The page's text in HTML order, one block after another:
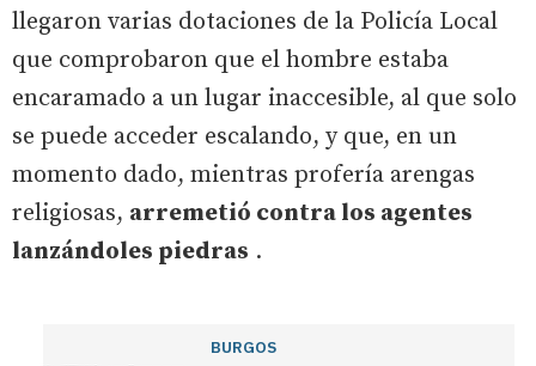
llegaron varias dotaciones de la Policía Local
que comprobaron que el hombre estaba
encaramado a un lugar inaccesible, al que solo
se puede acceder escalando, y que, en un
momento dado, mientras profería arengas
religiosas, arremetió contra los agentes
lanzándoles piedras .
BURGOS